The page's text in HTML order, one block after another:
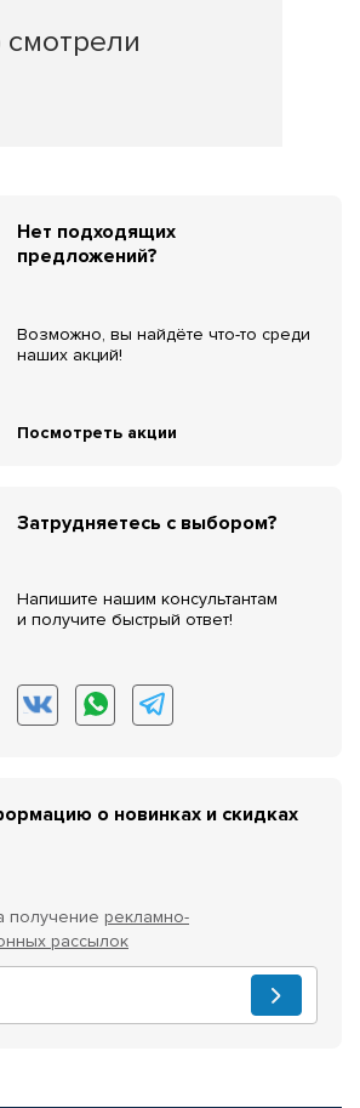
Нет подходящих
предложений?
Возможно, вы найдёте что-то среди
наших акций!
Посмотреть акции
Затрудняетесь с выбором?
Напишите нашим консультантам
и получите быстрый ответ!
о новинках и скидках
получение рекламно-
рассылок